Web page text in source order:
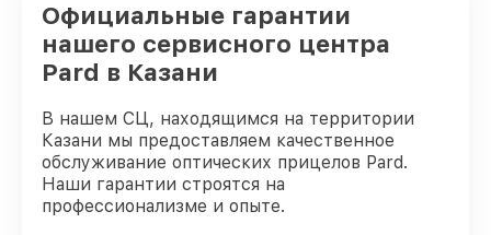
Официальные гарантии
нашего сервисного центра
Pard в Казани
В нашем СЦ, находящимся на территории
Казани мы предоставляем качественное
обслуживание оптических прицелов Pard.
Наши гарантии строятся на
профессионализме и опыте.